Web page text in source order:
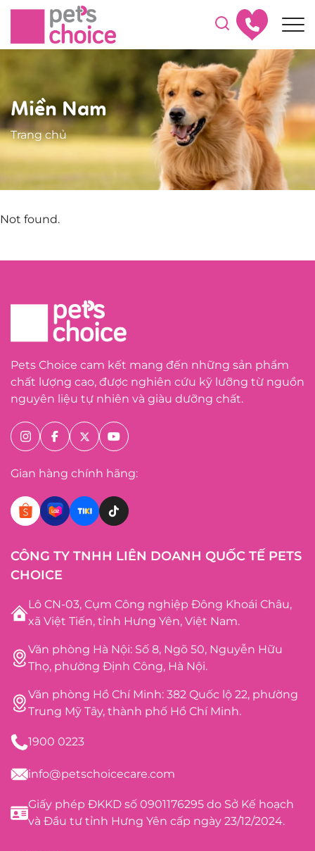
Miền Nam
Trang chủ
Not found.
Pets Choice cam kết mang đến những sản phẩm
chất lượng cao, được nghiên cứu kỹ lưỡng từ nguồn
nguyên liệu tự nhiên và giàu dưỡng chất.
Gian hàng chính hãng:
CÔNG TY TNHH LIÊN DOANH QUỐC TẾ PETS
CHOICE
Lô CN-03, Cụm Công nghiệp Đông Khoái Châu,
xã Việt Tiến, tỉnh Hưng Yên, Việt Nam.
Văn phòng Hà Nội: Số 8, Ngõ 50, Nguyễn Hữu
Thọ, phường Định Công, Hà Nội.
Văn phòng Hồ Chí Minh: 382 Quốc lộ 22, phường
Trung Mỹ Tây, thành phố Hồ Chí Minh.
1900 0223
info@petschoicecare.com
Giấy phép ĐKKD số 0901176295 do Sở Kế hoạch
và Đầu tư tỉnh Hưng Yên cấp ngày 23/12/2024.